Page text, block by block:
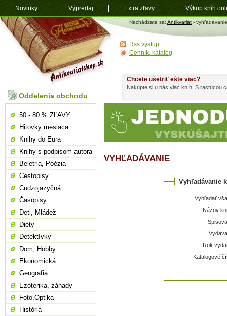
Antikvariát
shop.sk
Nachádzate sa: Antikvariát - vyhľadávanie
VYHĽADÁVANIE
Vyhľadávanie
Vyhľadať
Názov
Rok
Katalogové
Chcete ušetriť ešte viac?
Nakúpte si u nás viac kníh! S rastúcou
Oddelenia obchodu
50 - 80 % ZĽAVY
Hitovky mesiaca
Knihy do Eura
Knihy s podpisom autora
Beletria, Poézia
Cestopisy
Cudzojazyčná
Časopisy
Deti, Mládež
Diéty
Detektívky
Dom, Hobby
Ekonomická
Geografia
Ezoterika, záhady
Foto,Optika
História
Rss výstup
Cenník, katalóg
Novinky Výpredaj Extra zľavy Výkup kníh